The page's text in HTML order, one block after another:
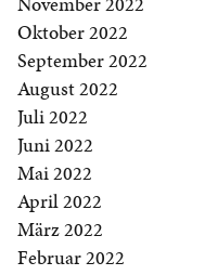
Oktober 2022
September 2022
August 2022
Juli 2022
Juni 2022
Mai 2022
April 2022
März 2022
Februar 2022